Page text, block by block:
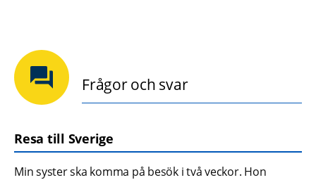
Frågor och svar
Resa till Sverige
Min syster ska komma på besök i två veckor. Hon